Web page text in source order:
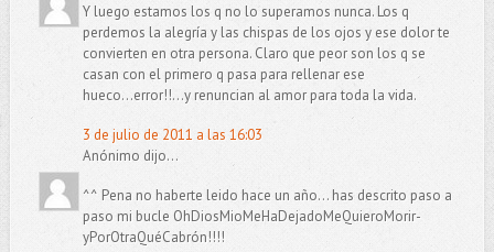
Y luego estamos los q no lo superamos nunca. Los q
perdemos la alegría y las chispas de los ojos y ese dolor te
convierten en otra persona. Claro que peor son los q se
casan con el primero q pasa para rellenar ese
hueco...error!!...y renuncian al amor para toda la vida.
3 de julio de 2011 a las 16:03
Anónimo dijo...
^^ Pena no haberte leido hace un año... has descrito paso a
paso mi bucle OhDiosMioMeHaDejadoMeQuieroMorir-
yPorOtraQuéCabrón!!!!